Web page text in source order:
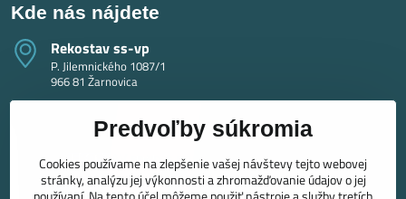
Kde nás nájdete
Rekostav ss-vp
P. Jilemnického 1087/1
966 81 Žarnovica
Predvoľby súkromia
Cookies používame na zlepšenie vašej návštevy tejto webovej
stránky, analýzu jej výkonnosti a zhromažďovanie údajov o jej